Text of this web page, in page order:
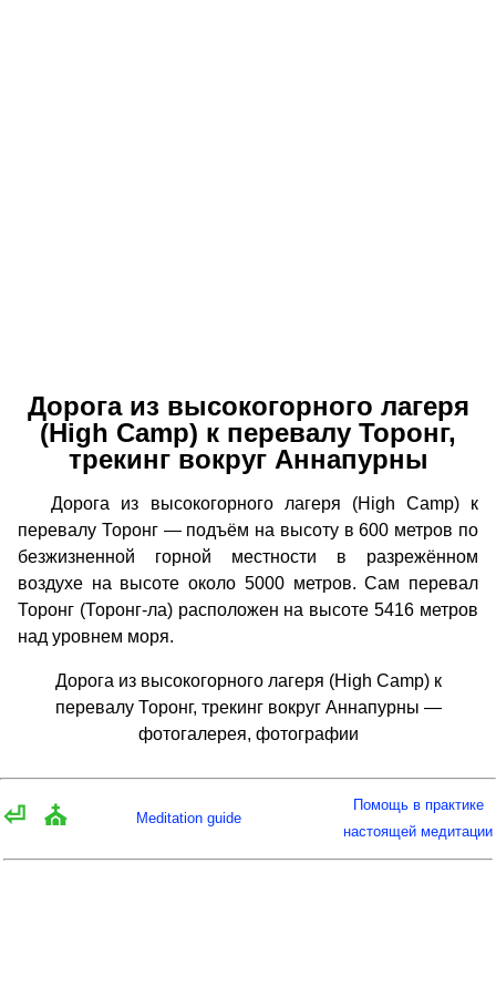
Дорога из высокогорного лагеря
(High Camp) к перевалу Торонг,
трекинг вокруг Аннапурны
Дорога из высокогорного лагеря (High Camp) к
перевалу Торонг — подъём на высоту в 600 метров по
безжизненной горной местности в разрежённом
воздухе на высоте около 5000 метров. Сам перевал
Торонг (Торонг-ла) расположен на высоте 5416 метров
над уровнем моря.
Дорога из высокогорного лагеря (High Camp) к
перевалу Торонг, трекинг вокруг Аннапурны —
фотогалерея, фотографии
⏎ ⛪ Meditation guide
Помощь в практике
настоящей медитации